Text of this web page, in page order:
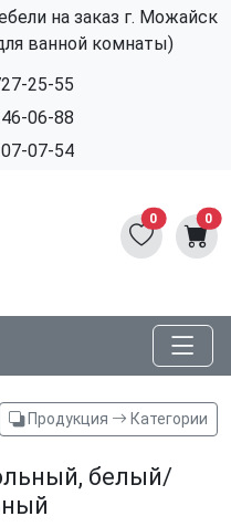
на заказ г. Можайск
ванной комнаты)
25-55
06-88
07-54
0 0
Продукция Категории
белый/